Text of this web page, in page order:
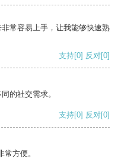
常容易上手，让我能够快速熟
支持[0] 反对[0]
的社交需求。
支持[0] 反对[0]
方便。